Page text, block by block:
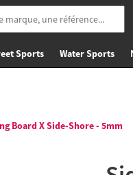
Sports Water Sports
Board X Side-Shore - 5mm